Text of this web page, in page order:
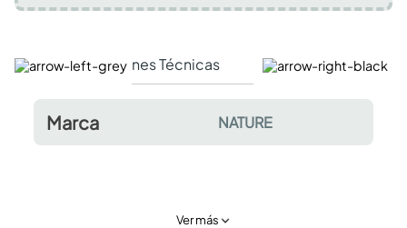
Especificaciones Técnicas Comentarios y
Marca NATURE
Ver más